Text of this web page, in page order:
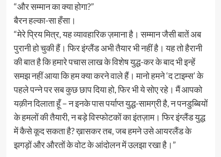
“और सम्मान का क्या होगा?”
बैरन हल्का-सा हँसा।
“मेरे प्रिय मित्र, यह व्यावहारिक ज़माना है। सम्मान जैसी बातें अब
पुरानी हो चुकी हैं। फिर इंग्लैंड अभी तैयार भी नहीं है। यह तो हैरानी
की बात है कि हमारे पचास लाख के विशेष युद्ध-कर के बाद भी इन्हें
समझ नहीं आया कि हम क्या करने वाले हैं। मानो हमने ‘द टाइम्स’ के
पहले पन्ने पर सब कुछ छाप दिया हो, फिर भी ये सोए रहे। मैं आपको
यक़ीन दिलाता हूँ – न इनके पास पर्याप्त युद्ध-सामग्री है, न पनडुब्बियों
के हमलों की तैयारी, न बड़े विस्फोटकों का इंतज़ाम। फिर इंग्लैंड युद्ध
में कैसे कूद सकता है? ख़ासकर तब, जब हमने उसे आयरलैंड के
झगड़ों और औरतों के वोट के आंदोलन में उलझा रखा है।”